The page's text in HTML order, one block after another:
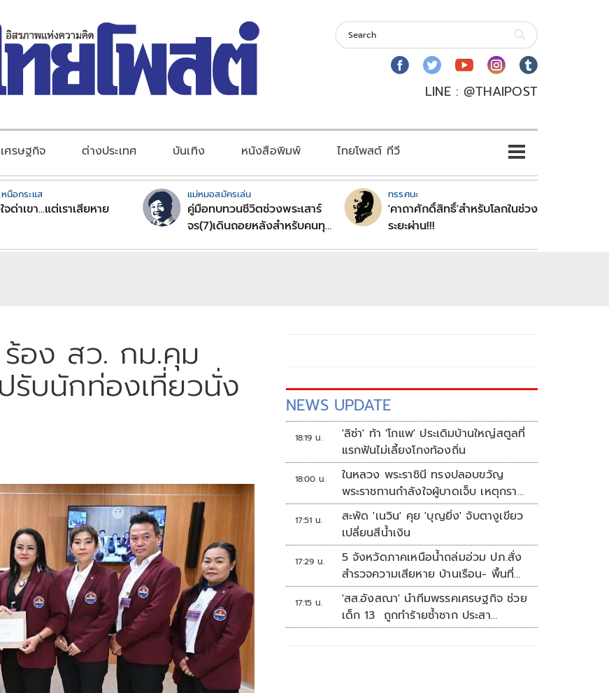
LINE : @THAIPOST
เศรษฐกิจ ต่างประเทศ บันเทิง หนังสือพิมพ์ ไทยโพสต์ ทีวี
นือกระแส
จด่าเขา...แต่เราเสียหาย
แม่หมอสมัครเล่น
คู่มือทบทวนชีวิตช่วงพระเสาร์
จร(7)เดินถอยหลังสำหรับคนทุก
ทรรศนะ
'คาถาศักดิ์สิทธิ์'สำหรับโลกในช่วง
ระยะผ่าน!!!
อง สว. กม.คุม
รับนักท่องเที่ยวนั่ง NEWS UPDATE
18:19 น.
'ลิซ่า' ท้า 'โกแพ' ประเดิมบ้านใหญ่สตูลที่
แรกฟันไม่เลี้ยงโกงท้องถิ่น
18:00 น.
ในหลวง พระราชินี ทรงปลอบขวัญ
พระราชทานกำลังใจผู้บาดเจ็บ เหตุกราด
ยิง รร.เทพศิรินทร์นนทบุรี
17:51 น.
สะพัด 'เนวิน' คุย 'บุญยิ่ง' จับตางูเขียว
เปลี่ยนสีน้ำเงิน
17:29 น.
5 จังหวัดภาคเหนือน้ำถล่มอ่วม ปภ.สั่ง
สำรวจความเสียหาย บ้านเรือน- พื้นที่
เกษตร
17:15 น.
'สส.อังสณา' นำทีมพรรคเศรษฐกิจ ช่วย
เด็ก 13 ถูกทำร้ายซ้ำซาก ประสา
นพม.เข้าคุ้มครอง